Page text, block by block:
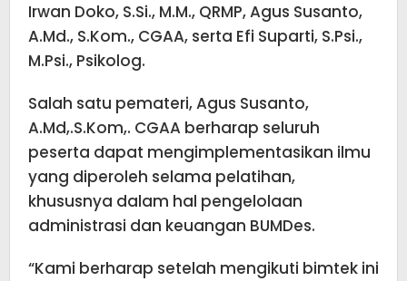
Irwan Doko, S.Si., M.M., QRMP, Agus Susanto,
A.Md., S.Kom., CGAA, serta Efi Suparti, S.Psi.,
M.Psi., Psikolog.
Salah satu pemateri, Agus Susanto,
A.Md,.S.Kom,. CGAA berharap seluruh
peserta dapat mengimplementasikan ilmu
yang diperoleh selama pelatihan,
khususnya dalam hal pengelolaan
administrasi dan keuangan BUMDes.
“Kami berharap setelah mengikuti bimtek ini